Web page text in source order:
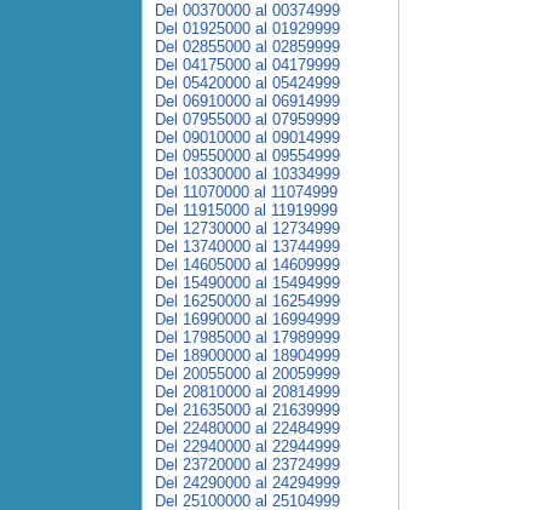
Del 00370000 al 00374999
Del 01925000 al 01929999
Del 02855000 al 02859999
Del 04175000 al 04179999
Del 05420000 al 05424999
Del 06910000 al 06914999
Del 07955000 al 07959999
Del 09010000 al 09014999
Del 09550000 al 09554999
Del 10330000 al 10334999
Del 11070000 al 11074999
Del 11915000 al 11919999
Del 12730000 al 12734999
Del 13740000 al 13744999
Del 14605000 al 14609999
Del 15490000 al 15494999
Del 16250000 al 16254999
Del 16990000 al 16994999
Del 17985000 al 17989999
Del 18900000 al 18904999
Del 20055000 al 20059999
Del 20810000 al 20814999
Del 21635000 al 21639999
Del 22480000 al 22484999
Del 22940000 al 22944999
Del 23720000 al 23724999
Del 24290000 al 24294999
Del 25100000 al 25104999